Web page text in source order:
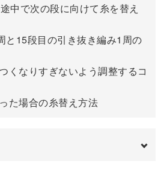
中で次の段に向けて糸を替え
と15段目の引き抜き編み1周の
くなりすぎないよう調整するコ
た場合の糸替え方法